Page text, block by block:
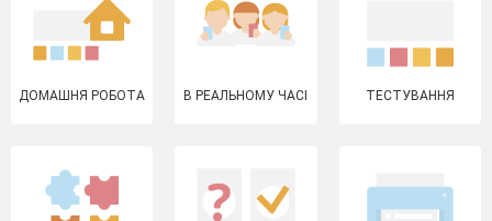
ДОМАШНЯ РОБОТА В РЕАЛЬНОМУ ЧАСІ ТЕСТУВАННЯ